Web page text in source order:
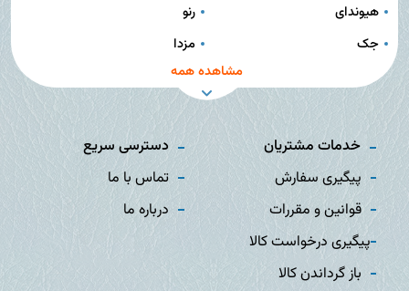
هیوندای
رنو
جک
مزدا
مشاهده همه
خدمات مشتریان
پیگیری سفارش
قوانین و مقررات
پیگیری درخواست کالا
باز گرداندن کالا
دسترسی سریع
تماس با ما
درباره ما